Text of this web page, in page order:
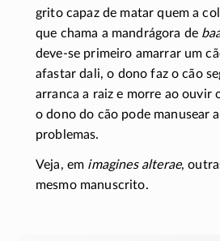
grito capaz de matar quem a
que chama a mandrágora de
deve-se primeiro amarrar um
afastar dali, o dono faz o cão
arranca a raiz e morre ao ouvir
o dono do cão pode manusear
problemas.
Veja, em imagines alterae,
mesmo manuscrito.